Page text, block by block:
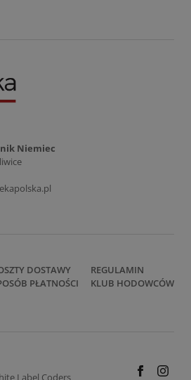
Niemiec
DOSTAWY
PŁATNOŚCI
REGULAMIN
KLUB HODOWCÓW
Label Coders